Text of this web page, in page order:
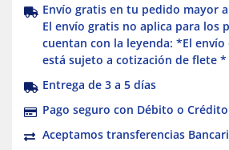
Envío gratis en tu pedido mayor a
El envío gratis no aplica para los
cuentan con la leyenda: *El
está sujeto a cotización de flete *
Entrega de 3 a 5 días
Pago seguro con Débito o Crédito
Aceptamos transferencias